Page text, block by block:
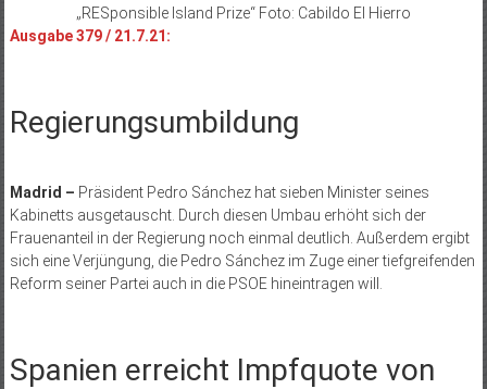
„RESponsible Island Prize“ Foto: Cabildo El Hierro
Ausgabe 379 / 21.7.21:
Regierungsumbildung
Madrid – Präsident Pedro Sánchez hat sieben Minister seines
Kabinetts ausgetauscht. Durch diesen Umbau erhöht sich der
Frauenanteil in der Regierung noch einmal deutlich. Außerdem ergibt
sich eine Verjüngung, die Pedro Sánchez im Zuge einer tiefgreifenden
Reform seiner Partei auch in die PSOE hineintragen will.
Spanien erreicht Impfquote von